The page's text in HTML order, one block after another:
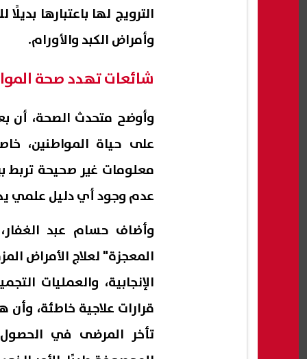
الترويج لها باعتبارها
وأمراض الكبد والأورام.
شائعات تهدد صحة
وأوضح متحدث الصحة، أن
على حياة المواطنين،
معلومات غير صحيحة تربط
عدم وجود أي دليل علمي
وأضاف حسام عبد
المعجزة" لعلاج الأمراض
الإنجابية، والعمليات
قرارات علاجية خاطئة،
تأخر المرضى في الحصول